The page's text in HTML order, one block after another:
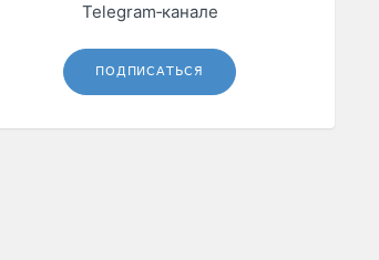
Telegram‑канале
ПОДПИСАТЬСЯ